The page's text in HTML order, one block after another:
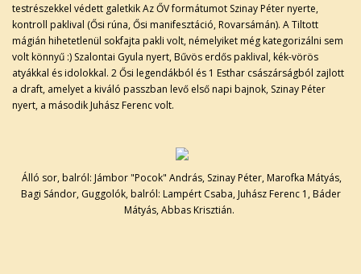
testrészekkel védett galetkik Az ŐV formátumot Szinay Péter nyerte,
kontroll paklival (Ősi rúna, Ősi manifesztáció, Rovarsámán). A Tiltott
mágián hihetetlenül sokfajta pakli volt, némelyiket még kategorizálni sem
volt könnyű :) Szalontai Gyula nyert, Bűvös erdős paklival, kék-vörös
atyákkal és idolokkal. 2 Ősi legendákból és 1 Esthar császárságból zajlott
a draft, amelyet a kiváló passzban levő első napi bajnok, Szinay Péter
nyert, a második Juhász Ferenc volt.
Álló sor, balról: Jámbor "Pocok" András, Szinay Péter, Marofka Mátyás,
Bagi Sándor, Guggolók, balról: Lampért Csaba, Juhász Ferenc 1, Báder
Mátyás, Abbas Krisztián.